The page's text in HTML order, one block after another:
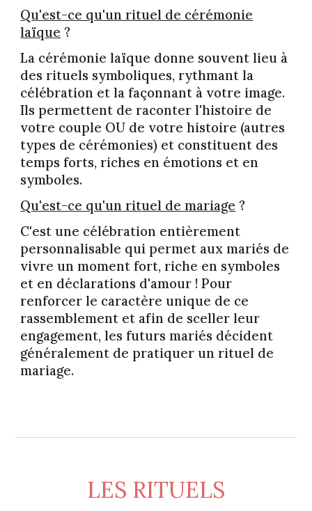
Qu'est-ce qu'un rituel de cérémonie
laïque ?
La cérémonie laïque donne souvent lieu à
des rituels symboliques, rythmant la
célébration et la façonnant à votre image.
Ils permettent de raconter l'histoire de
votre couple OU de votre histoire (autres
types de cérémonies) et constituent des
temps forts, riches en émotions et en
symboles.
Qu'est-ce qu'un rituel de mariage ?
C'est une célébration entièrement
personnalisable qui permet aux mariés de
vivre un moment fort, riche en symboles
et en déclarations d'amour ! Pour
renforcer le caractère unique de ce
rassemblement et afin de sceller leur
engagement, les futurs mariés décident
généralement de pratiquer un rituel de
mariage.
LES RITUELS